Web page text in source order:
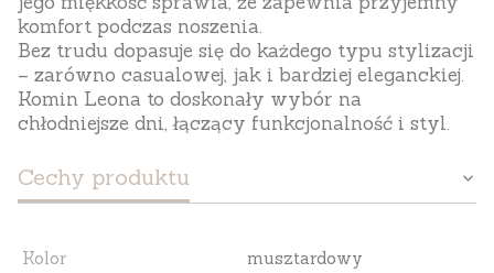
komfort podczas noszenia.
Bez trudu dopasuje się do każdego typu stylizacji
– zarówno casualowej, jak i bardziej eleganckiej.
Komin Leona to doskonały wybór na
chłodniejsze dni, łączący funkcjonalność i styl.
Cechy produktu
Kolor
musztardowy